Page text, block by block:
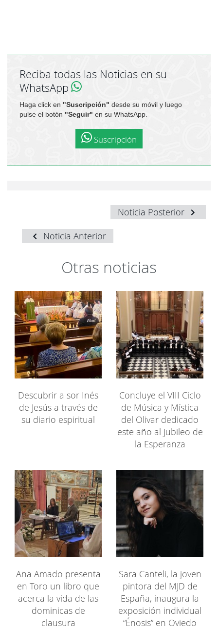
Reciba todas las Noticias en su
WhatsApp
Haga click en "Suscripción" desde su móvil y luego
pulse el botón "Seguir" en su WhatsApp.
Suscripción
Noticia Posterior
Noticia Anterior
Otras noticias
Descubrir a sor Inés
de Jesús a través de
su diario espiritual
Concluye el VIII Ciclo
de Música y Mística
del Olivar dedicado
este año al Jubileo de
la Esperanza
Ana Amado presenta
en Toro un libro que
acerca la vida de las
dominicas de
clausura
Sara Canteli, la joven
pintora del MJD de
España, inaugura la
exposición individual
“Énosis” en Oviedo